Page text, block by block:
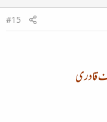
#15
قادری